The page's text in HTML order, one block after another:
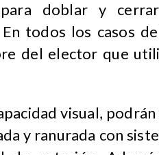
doblar y
todos los casos
del elector que
visual,
y ranurada con